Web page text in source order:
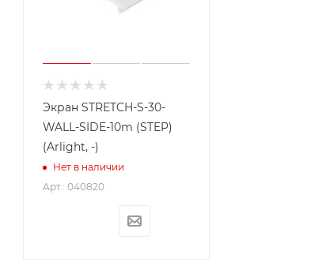
Экран STRETCH-S-30-
WALL-SIDE-10m (STEP)
(Arlight, -)
Нет в наличии
Арт.: 040820